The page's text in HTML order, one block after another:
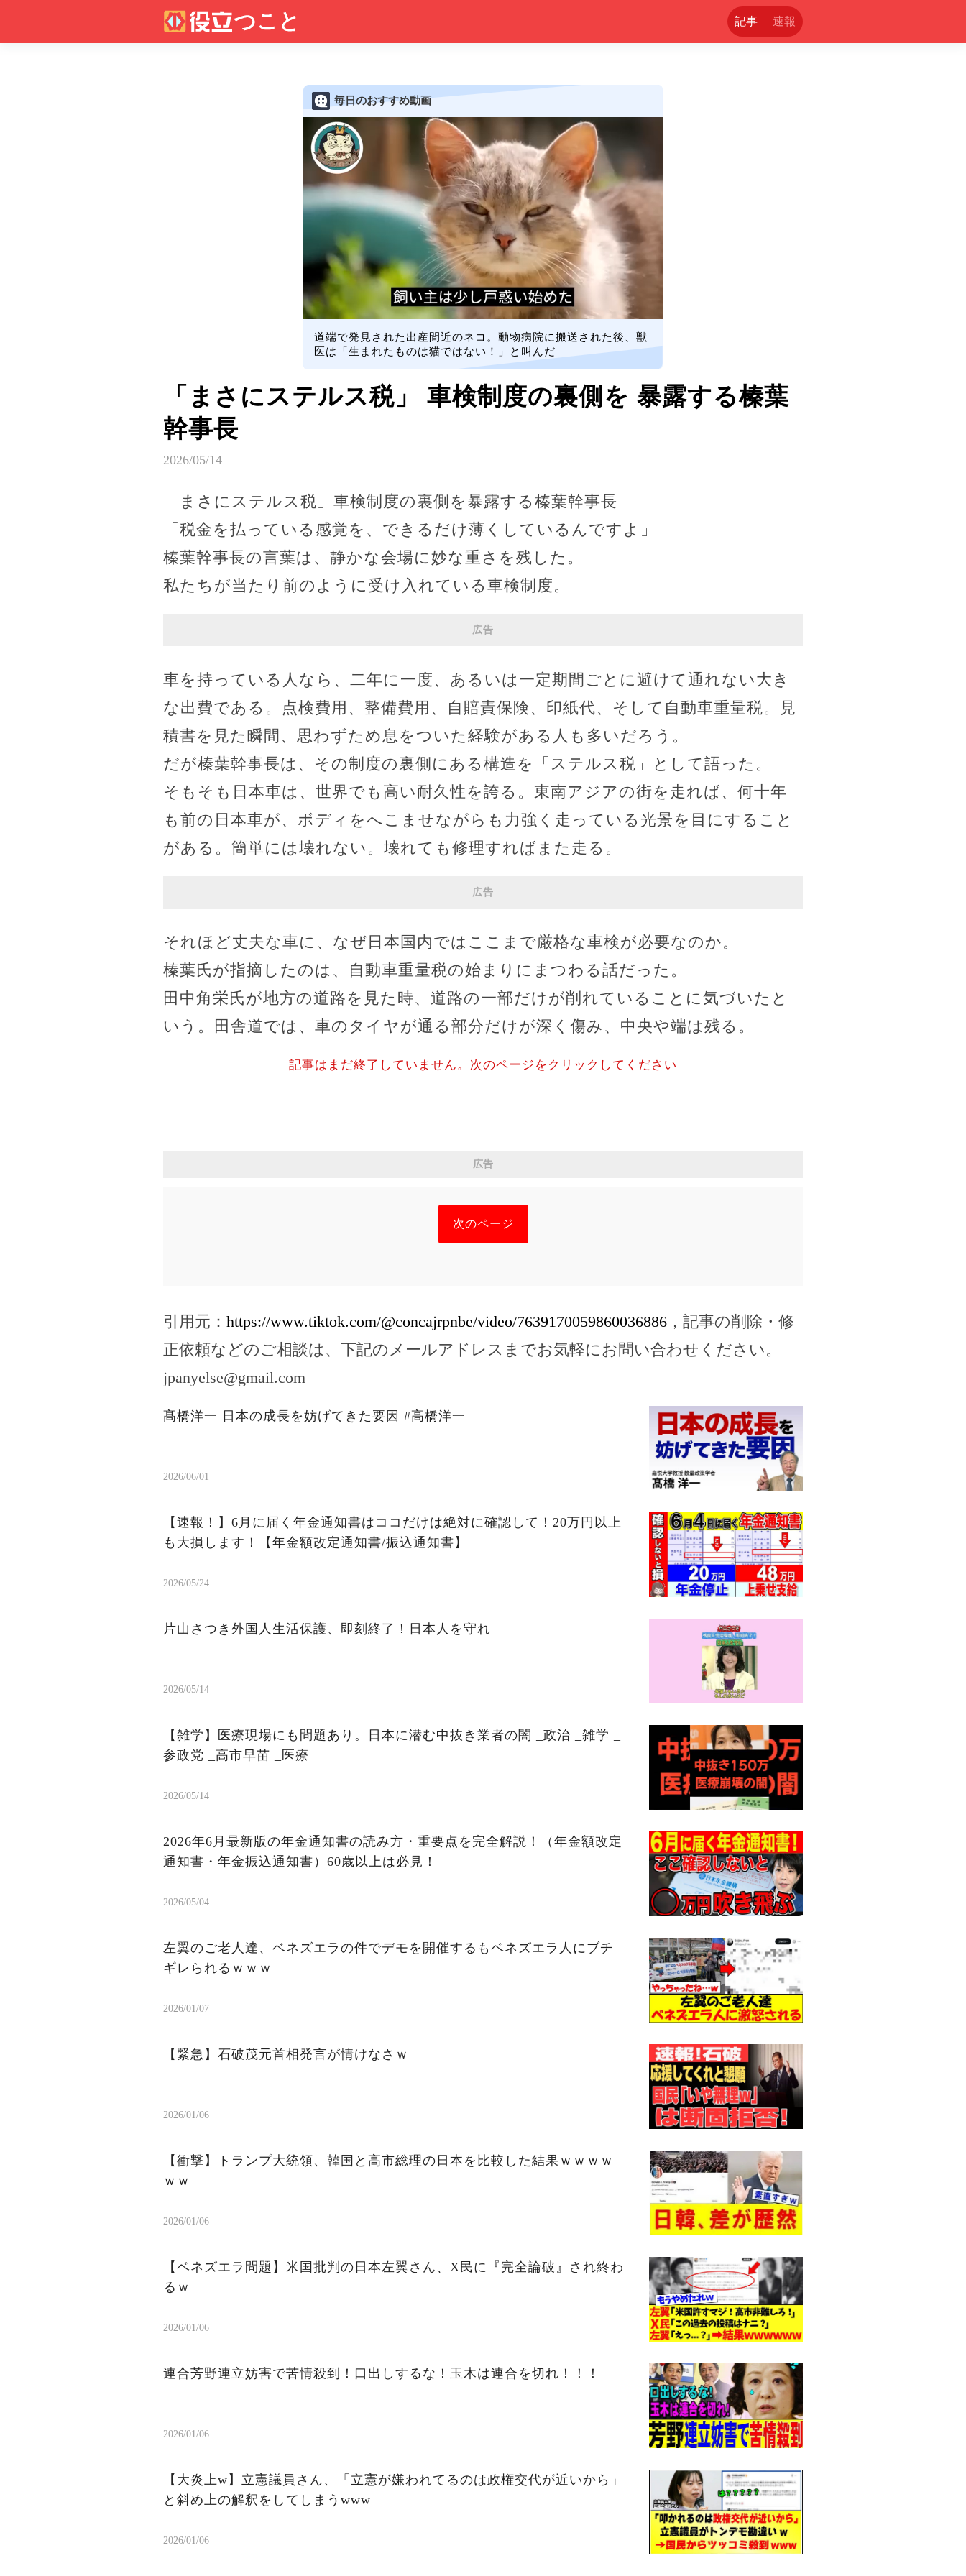
記事 速報
毎日のおすすめ動画
道端で発見された出産間近のネコ。動物病院に搬送された後、獣
医は「生まれたものは猫ではない！」と叫んだ
「まさにステルス税」 車検制度の裏側を 暴露する榛葉
幹事長
2026/05/14
「まさにステルス税」車検制度の裏側を暴露する榛葉幹事長
「税金を払っている感覚を、できるだけ薄くしているんですよ」
榛葉幹事長の言葉は、静かな会場に妙な重さを残した。
私たちが当たり前のように受け入れている車検制度。
広告
車を持っている人なら、二年に一度、あるいは一定期間ごとに避けて通れない大き
な出費である。点検費用、整備費用、自賠責保険、印紙代、そして自動車重量税。見
積書を見た瞬間、思わずため息をついた経験がある人も多いだろう。
だが榛葉幹事長は、その制度の裏側にある構造を「ステルス税」として語った。
そもそも日本車は、世界でも高い耐久性を誇る。東南アジアの街を走れば、何十年
も前の日本車が、ボディをへこませながらも力強く走っている光景を目にすること
がある。簡単には壊れない。壊れても修理すればまた走る。
広告
それほど丈夫な車に、なぜ日本国内ではここまで厳格な車検が必要なのか。
榛葉氏が指摘したのは、自動車重量税の始まりにまつわる話だった。
田中角栄氏が地方の道路を見た時、道路の一部だけが削れていることに気づいたと
いう。田舎道では、車のタイヤが通る部分だけが深く傷み、中央や端は残る。
記事はまだ終了していません。次のページをクリックしてください
広告
次のページ
引用元： https://www.tiktok.com/@concajrpnbe/video/7639170059860036886 ，記事の削除・修
正依頼などのご相談は、下記のメールアドレスまでお気軽にお問い合わせください。
jpanyelse@gmail.com
髙橋洋一 日本の成長を妨げてきた要因 #高橋洋一
2026/06/01
【速報！】6月に届く年金通知書はココだけは絶対に確認して！20万円以上
も大損します！【年金額改定通知書/振込通知書】
2026/05/24
片山さつき外国人生活保護、即刻終了！日本人を守れ
2026/05/14
【雑学】医療現場にも問題あり。日本に潜む中抜き業者の闇 _政治 _雑学 _
参政党 _高市早苗 _医療
2026/05/14
2026年6月最新版の年金通知書の読み方・重要点を完全解説！（年金額改定
通知書・年金振込通知書）60歳以上は必見！
2026/05/04
左翼のご老人達、ベネズエラの件でデモを開催するもベネズエラ人にブチ
ギレられるｗｗｗ
2026/01/07
【緊急】石破茂元首相発言が情けなさｗ
2026/01/06
【衝撃】トランプ大統領、韓国と高市総理の日本を比較した結果ｗｗｗｗ
ｗｗ
2026/01/06
【ベネズエラ問題】米国批判の日本左翼さん、X民に『完全論破』され終わ
るｗ
2026/01/06
連合芳野連立妨害で苦情殺到！口出しするな！玉木は連合を切れ！！！
2026/01/06
【大炎上w】立憲議員さん、「立憲が嫌われてるのは政権交代が近いから」
と斜め上の解釈をしてしまうwww
2026/01/06